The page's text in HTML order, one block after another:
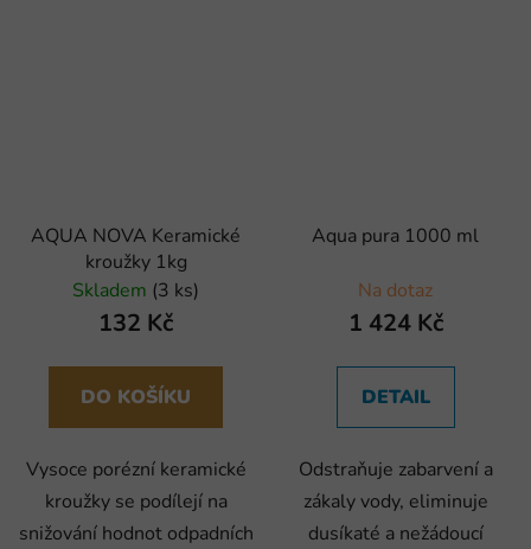
AQUA NOVA Keramické
kroužky 1kg
Skladem (3 ks)
132 Kč
DO KOŠÍKU
Vysoce porézní keramické
kroužky se podílejí na
snižování hodnot odpadních
Aqua pura 1000 ml
Na dotaz
1 424 Kč
DETAIL
Odstraňuje zabarvení a
zákaly vody, eliminuje
dusíkaté a nežádoucí